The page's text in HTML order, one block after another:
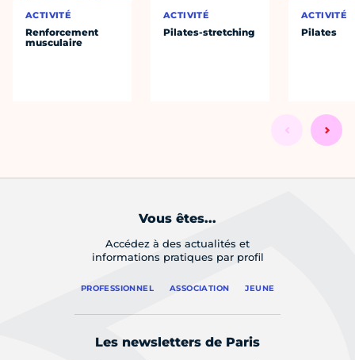
ACTIVITÉ
Renforcement
musculaire
ACTIVITÉ
Pilates-stretching
ACTIVITÉ
Pilates
Vous êtes...
Accédez à des actualités et
informations pratiques par profil
PROFESSIONNEL ASSOCIATION JEUNE
Les newsletters de Paris